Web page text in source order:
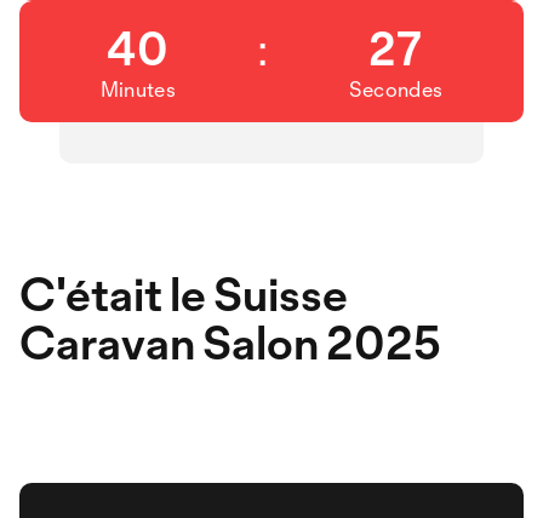
40
Minutes
: 27
Secondes
C'était le Suisse
Caravan Salon 2025